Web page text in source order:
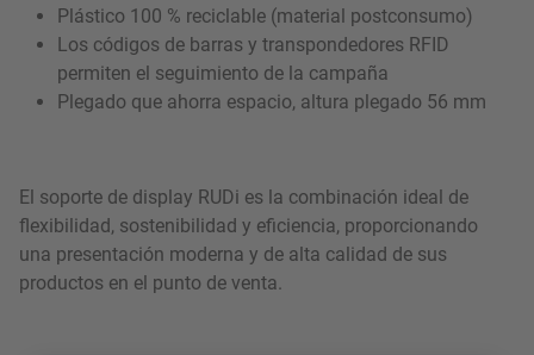
Plástico 100 % reciclable (material postconsumo)
Los códigos de barras y transpondedores RFID
permiten el seguimiento de la campaña
Plegado que ahorra espacio, altura plegado 56 mm
El soporte de display RUDi es la combinación ideal de
flexibilidad, sostenibilidad y eficiencia, proporcionando
una presentación moderna y de alta calidad de sus
productos en el punto de venta.